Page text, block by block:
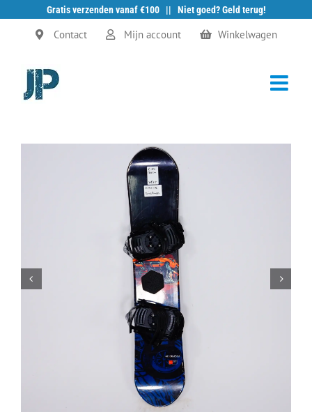
Gratis verzenden vanaf €100 || Niet goed? Geld terug!
Ga
Contact Mijn account Winkelwagen